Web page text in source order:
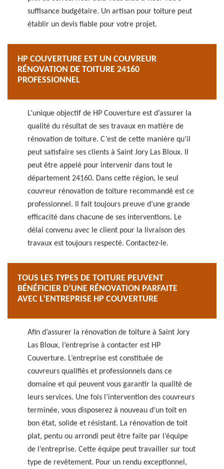
suffisance budgétaire. Un artisan pour toiture peut
établir un devis fiable pour votre projet.
HP COUVERTURE EST UN COUVREUR
RÉNOVATION DE TOITURE 24160
PROFESSIONNEL
L’unique objectif de HP Couverture est d’assurer la
qualité du résultat de ses travaux en matière de
rénovation de toiture. C’est de cette manière qu’il
peut satisfaire ses clients à Saint Jory Las Bloux. Il
peut être appelé pour intervenir dans tout le
département 24160. Dans cette région, le seul
couvreur rénovation de toiture recommandé est ce
professionnel. Il fait toujours preuve d’une grande
efficacité dans chacune de ses interventions. Le
délai convenu avec le client pour la livraison des
travaux est toujours respecté. Contactez-le.
TOUS LES TYPES DE TOITURE PEUVENT
BÉNÉFICIER D’UNE RÉNOVATION PARFAITE
AVEC L’ENTREPRISE HP COUVERTURE
Afin d’assurer la rénovation de toiture à Saint Jory
Las Bloux, l’entreprise à contacter est HP
Couverture. L’entreprise est constituée de
couvreurs qualifiés et professionnels dans ce
domaine et qui peuvent vous garantir la qualité de
leurs services. Une fois l’intervention des couvreurs
terminée, vous disposerez à nouveau d’un toit en
bon état, solide et résistant. La rénovation de toit
plat, pentu ou arrondi peut être faite par l’équipe
de l’entreprise. Cette équipe peut travailler sur tout
type de revêtement. Pour un rendu exceptionnel,